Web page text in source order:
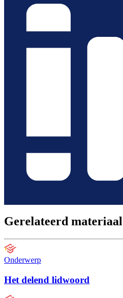
Gerelateerd materiaal
Onderwerp
Het delend lidwoord